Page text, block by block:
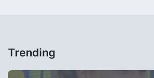
Trending